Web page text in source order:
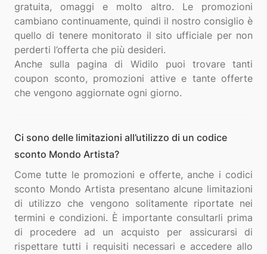
gratuita, omaggi e molto altro. Le promozioni
cambiano continuamente, quindi il nostro consiglio è
quello di tenere monitorato il sito ufficiale per non
perderti l’offerta che più desideri.
Anche sulla pagina di Widilo puoi trovare tanti
coupon sconto, promozioni attive e tante offerte
Ci sono delle limitazioni all’utilizzo di un codice
sconto Mondo Artista?
Come tutte le promozioni e offerte, anche i codici
sconto Mondo Artista presentano alcune limitazioni
di utilizzo che vengono solitamente riportate nei
termini e condizioni. È importante consultarli prima
di procedere ad un acquisto per assicurarsi di
rispettare tutti i requisiti necessari e accedere allo